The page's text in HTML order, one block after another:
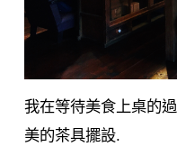
我在等待美食上桌的
美的茶具擺設.